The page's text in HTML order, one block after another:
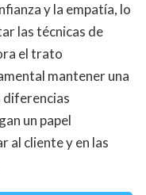
y la empatía, lo
las técnicas de
el trato
mantener una
diferencias
un papel
al cliente y en las